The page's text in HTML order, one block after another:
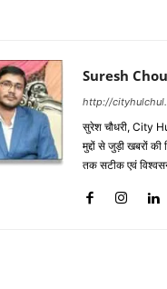
Suresh
http://
सुरेश चौधरी, City
मुद्दों से जुड़ी खबरों
तक सटीक एवं